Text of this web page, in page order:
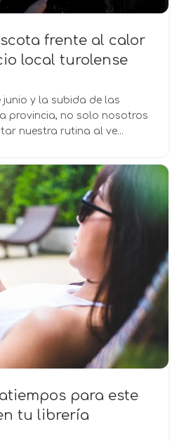
frente al calor
local turolense
y la subida de las
provincia, no solo nosotros
nuestra rutina al ve...
para este
tu librería